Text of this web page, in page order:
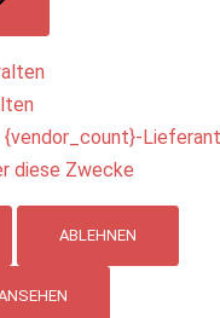
diese Zwecke
ABLEHNEN